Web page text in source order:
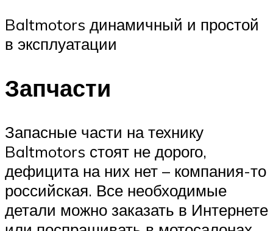
Baltmotors динамичный и простой
в эксплуатации
Запчасти
Запасные части на технику
Baltmotors стоят не дорого,
дефицита на них нет – компания-то
российская. Все необходимые
детали можно заказать в Интернете